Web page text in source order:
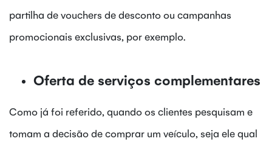
partilha de vouchers de desconto ou campanhas
promocionais exclusivas, por exemplo.
Oferta de serviços complementares
Como já foi referido, quando os clientes pesquisam e
tomam a decisão de comprar um veículo, seja ele qual